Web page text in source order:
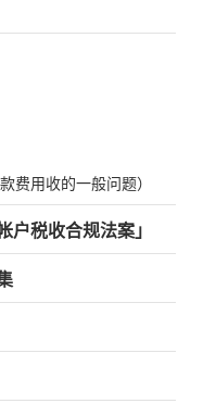
费用收的一般问题）
户税收合规法案」